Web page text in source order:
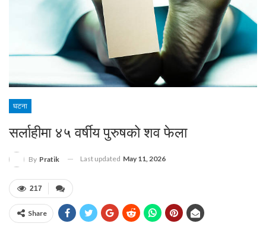
घटना
सर्लाहीमा ४५ वर्षीय पुरुषको शव फेला
By Pratik Last updated May 11, 2026
217
Share